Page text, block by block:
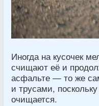
Иногда на кусочек
счищают её и
асфальте — то же
и трусами,
очищается.